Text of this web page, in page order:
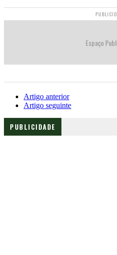
Espaço
Artigo anterior
Artigo seguinte
PUBLICIDADE